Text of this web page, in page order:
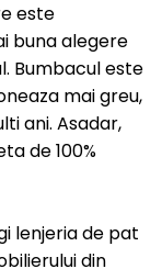
este
buna alegere
Bumbacul este
mai greu,
ani. Asadar,
de 100%
lenjeria de pat
din